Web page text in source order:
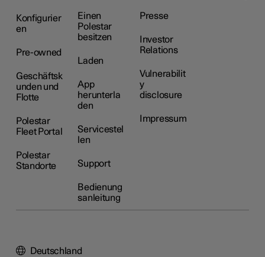
Konfigurier
en
Pre-owned
Geschäftsk
unden und
Flotte
Polestar
Fleet Portal
Polestar
Standorte
Einen
Polestar
besitzen
Laden
App
herunterla
den
Servicestel
len
Support
Bedienung
sanleitung
Presse
Investor
Relations
Vulnerabilit
y
disclosure
Impressum
Deutschland